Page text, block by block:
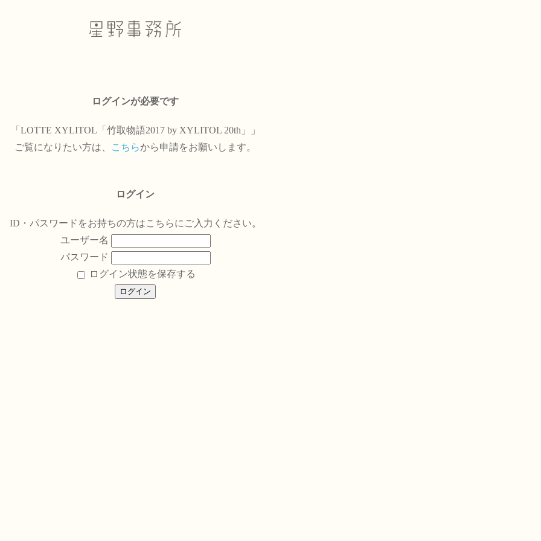
ログインが必要です
「LOTTE XYLITOL「竹取物語2017 by XYLITOL 20th」」
ご覧になりたい方は、
こちらから申請をお願いします。
ログイン
ID・パスワードをお持ちの方はこちらにご入力ください。
ユーザー名
パスワード
ログイン状態を保存する